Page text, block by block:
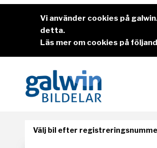
Vi använder cookies på
detta.
Läs mer om cookies på
Välj bil efter